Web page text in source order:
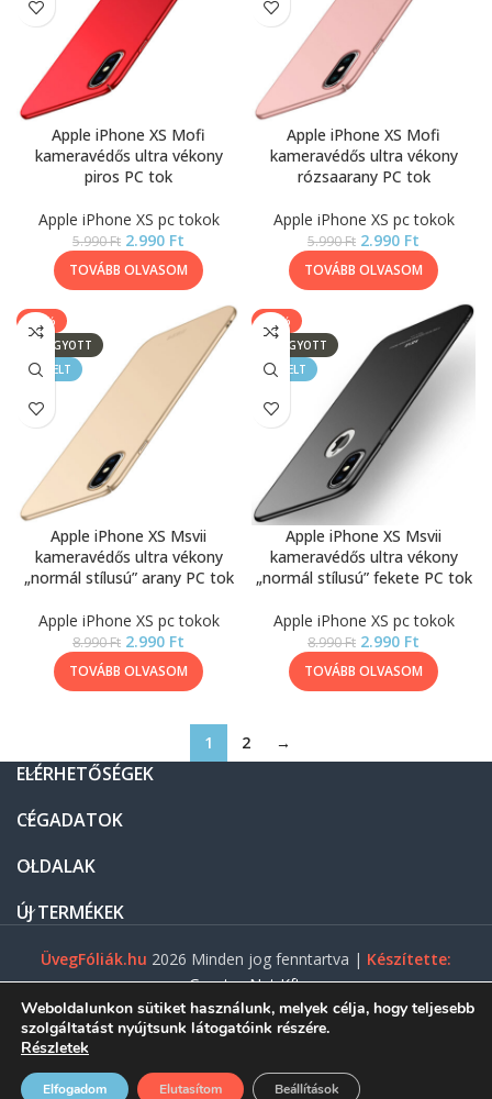
Apple iPhone XS Mofi
kameravédős ultra vékony
piros PC tok
Apple iPhone XS pc tokok
5.990Ft 2.990 Ft
TOVÁBB OLVASOM
Apple iPhone XS Mofi
kameravédős ultra vékony
rózsaarany PC tok
Apple iPhone XS pc tokok
5.990Ft 2.990 Ft
TOVÁBB OLVASOM
-67%
ELFOGYOTT
KIEMELT
Apple iPhone XS Msvii
kameravédős ultra vékony
„normál stílusú” arany PC tok
Apple iPhone XS pc tokok
8.990Ft 2.990 Ft
TOVÁBB OLVASOM
-67%
ELFOGYOTT
KIEMELT
Apple iPhone XS Msvii
kameravédős ultra vékony
„normál stílusú” fekete PC tok
Apple iPhone XS pc tokok
8.990Ft 2.990 Ft
TOVÁBB OLVASOM
1 2 →
ELÉRHETŐSÉGEK
CÉGADATOK
OLDALAK
ÚJ TERMÉKEK
ÜvegFóliák.hu 2026 Minden jog fenntartva | Készítette:
Gasztro Net Kft.
Weboldalunkon sütiket használunk, melyek célja, hogy teljesebb
szolgáltatást nyújtsunk látogatóink részére.
Részletek
Elfogadom Elutasítom Beállítások